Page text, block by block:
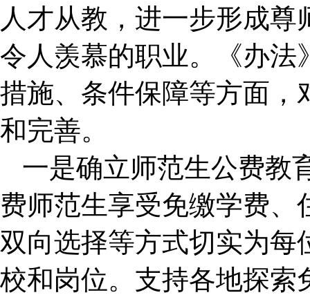
人才从教，进一步形成
令人羡慕的职业。《办法
措施、条件保障等方面，
和完善。
一是确立师范生公费教
费师范生享受免缴学费
双向选择等方式切实为每
校和岗位。支持各地探索